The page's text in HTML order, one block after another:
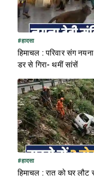
#हादसा
हिमाचल : परिवार संग
डर से गिरा- थमीं सांसें
#हादसा
हिमाचल : रात को घर लौट